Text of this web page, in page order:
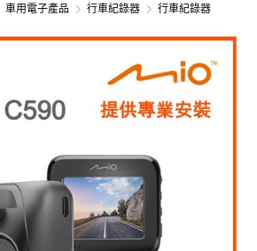
車用電子產品 行車紀錄器 行車紀錄器